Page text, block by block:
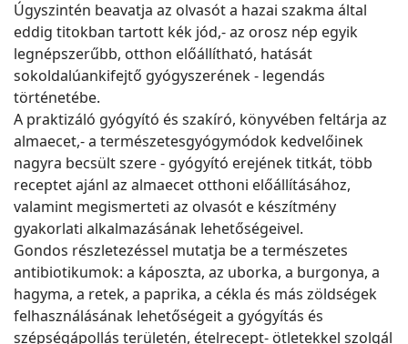
Úgyszintén beavatja az olvasót a hazai szakma által
eddig titokban tartott kék jód,- az orosz nép egyik
legnépszerűbb, otthon előállítható, hatását
sokoldalúankifejtő gyógyszerének - legendás
történetébe.
A praktizáló gyógyító és szakíró, könyvében feltárja az
almaecet,- a természetesgyógymódok kedvelőinek
nagyra becsült szere - gyógyító erejének titkát, több
receptet ajánl az almaecet otthoni előállításához,
valamint megismerteti az olvasót e készítmény
gyakorlati alkalmazásának lehetőségeivel.
Gondos részletezéssel mutatja be a természetes
antibiotikumok: a káposzta, az uborka, a burgonya, a
hagyma, a retek, a paprika, a cékla és más zöldségek
felhasználásának lehetőségeit a gyógyítás és
szépségápollás területén, ételrecept- ötletekkel szolgál